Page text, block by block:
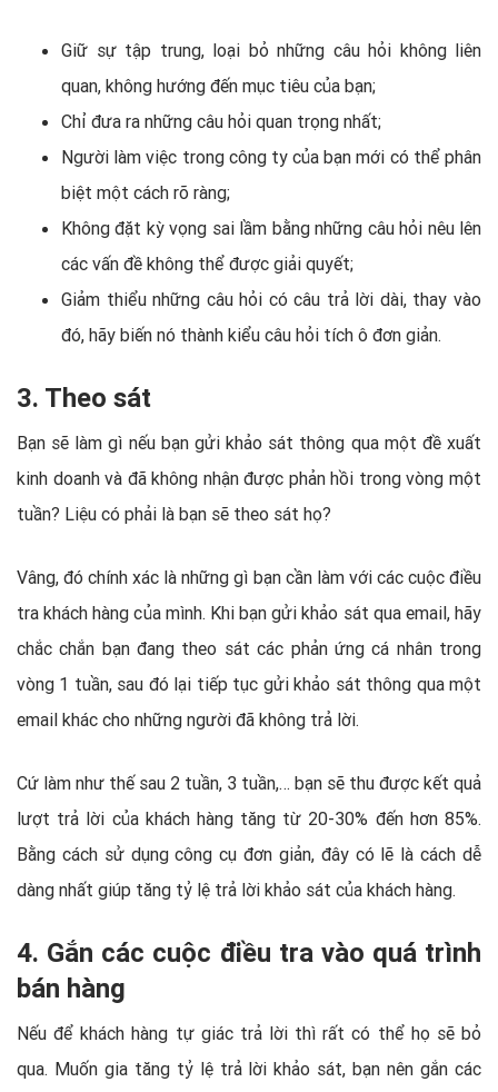
Giữ sự tập trung, loại bỏ những câu hỏi không liên
quan, không hướng đến mục tiêu của bạn;
Chỉ đưa ra những câu hỏi quan trọng nhất;
Người làm việc trong công ty của bạn mới có thể phân
biệt một cách rõ ràng;
Không đặt kỳ vọng sai lầm bằng những câu hỏi nêu lên
các vấn đề không thể được giải quyết;
Giảm thiểu những câu hỏi có câu trả lời dài, thay vào
đó, hãy biến nó thành kiểu câu hỏi tích ô đơn giản.
3. Theo sát
Bạn sẽ làm gì nếu bạn gửi khảo sát thông qua một đề xuất
kinh doanh và đã không nhận được phản hồi trong vòng một
tuần? Liệu có phải là bạn sẽ theo sát họ?
Vâng, đó chính xác là những gì bạn cần làm với các cuộc điều
tra khách hàng của mình. Khi bạn gửi khảo sát qua email, hãy
chắc chắn bạn đang theo sát các phản ứng cá nhân trong
vòng 1 tuần, sau đó lại tiếp tục gửi khảo sát thông qua một
email khác cho những người đã không trả lời.
Cứ làm như thế sau 2 tuần, 3 tuần,… bạn sẽ thu được kết quả
lượt trả lời của khách hàng tăng từ 20-30% đến hơn 85%.
Bằng cách sử dụng công cụ đơn giản, đây có lẽ là cách dễ
dàng nhất giúp tăng tỷ lệ trả lời khảo sát của khách hàng.
4. Gắn các cuộc điều tra vào quá trình
bán hàng
Nếu để khách hàng tự giác trả lời thì rất có thể họ sẽ bỏ
qua. Muốn gia tăng tỷ lệ trả lời khảo sát, bạn nên gắn các